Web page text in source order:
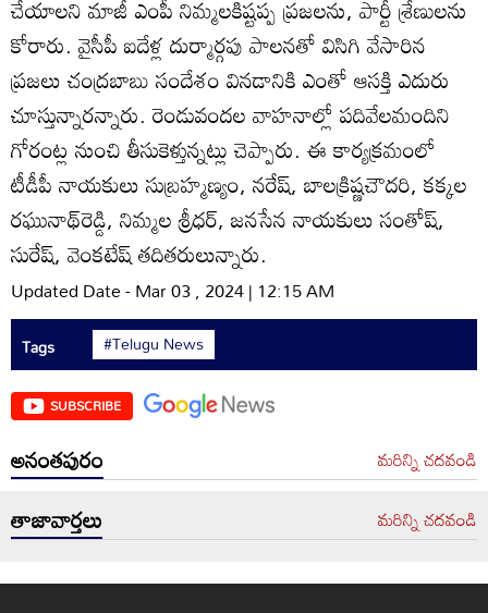
చేయాలని మాజీ ఎంపీ నిమ్మలకిష్టప్ప ప్రజలను, పార్టీ శ్రేణులను
కోరారు. వైసీపీ ఐదేళ్ల దుర్మార్గపు పాలనతో విసిగి వేసారిన
ప్రజలు చంద్రబాబు సందేశం వినడానికి ఎంతో ఆసక్తి ఎదురు
చూస్తున్నారన్నారు. రెండువందల వాహనాల్లో పదివేలమందిని
గోరంట్ల నుంచి తీసుకెళ్తున్నట్లు చెప్పారు. ఈ కార్యక్రమంలో
టీడీపీ నాయకులు సుబ్రహ్మణ్యం, నరేష్‌, బాలక్రిష్ణచౌదరి, కక్కల
రఘునాథ్‌రెడ్డి, నిమ్మల శ్రీధర్‌, జనసేన నాయకులు సంతోష్‌,
సురేష్‌, వెంకటేష్‌ తదితరులున్నారు.
Updated Date - Mar 03 , 2024 | 12:15 AM
Tags #Telugu News
SUBSCRIBE
అనంతపురం మరిన్ని చదవండి
తాజావార్తలు మరిన్ని చదవండి